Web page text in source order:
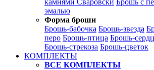
камнями Сваровски Брошь с
эмалью
Форма броши
Брошь-бабочка Брошь-звезда
перо Брошь-птица Брошь-
Брошь-стрекоза Брошь-цветок
КОМПЛЕКТЫ
ВСЕ КОМПЛЕКТЫ